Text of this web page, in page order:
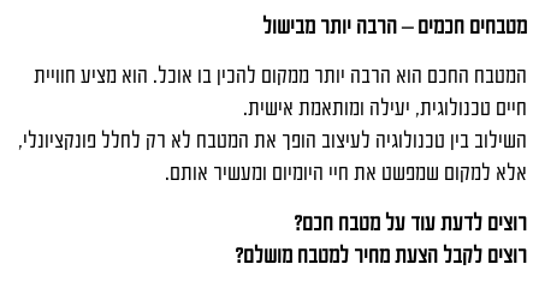
מטבחים חכמים – הרבה יותר מבישול
המטבח החכם הוא הרבה יותר ממקום להכין בו אוכל. הוא מציע חוויית
חיים טכנולוגית, יעילה ומותאמת אישית.
השילוב בין טכנולוגיה לעיצוב הופך את המטבח לא רק לחלל פונקציונלי,
אלא למקום שמפשט את חיי היומיום ומעשיר אותם.
רוצים לדעת עוד על מטבח חכם?
רוצים לקבל הצעת מחיר למטבח מושלם?